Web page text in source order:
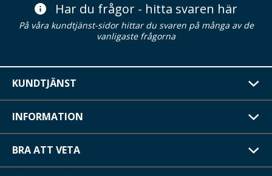
Har du frågor - hitta svaren här
På våra kundtjänst-sidor hittar du svaren på många av de
vanligaste frågorna
KUNDTJÄNST
INFORMATION
BRA ATT VETA